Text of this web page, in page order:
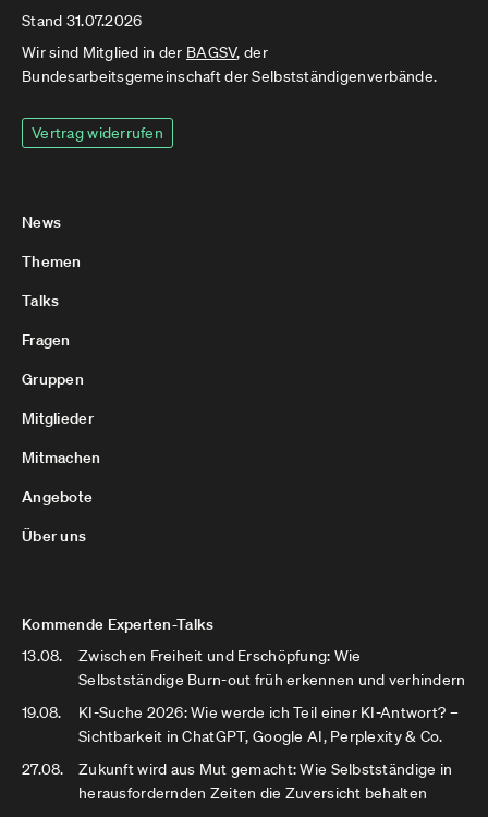
Stand 31.07.2026
Wir sind Mitglied in der BAGSV, der
Bundesarbeitsgemeinschaft der Selbstständigenverbände.
Vertrag widerrufen
News
Themen
Talks
Fragen
Gruppen
Mitglieder
Mitmachen
Angebote
Über uns
Kommende Experten-Talks
13.08.
Zwischen Freiheit und Erschöpfung: Wie
Selbstständige Burn-out früh erkennen und verhindern
19.08.
KI-Suche 2026: Wie werde ich Teil einer KI-Antwort? –
Sichtbarkeit in ChatGPT, Google AI, Perplexity & Co.
27.08.
Zukunft wird aus Mut gemacht: Wie Selbstständige in
herausfordernden Zeiten die Zuversicht behalten